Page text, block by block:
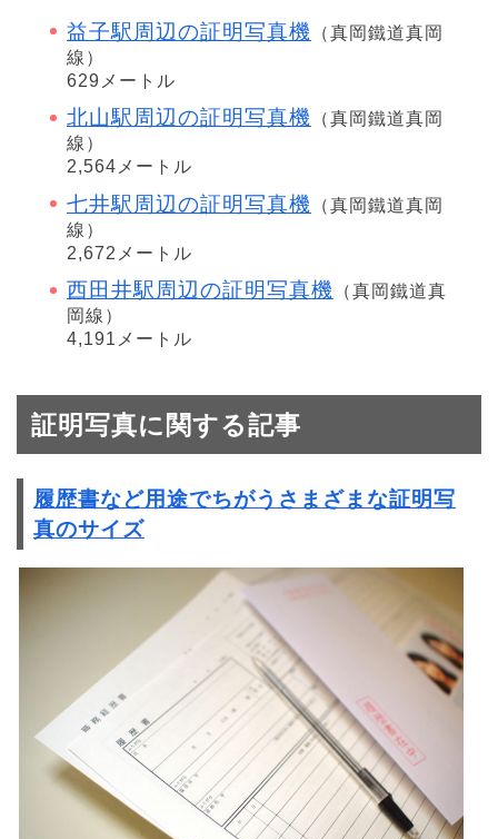
益子駅周辺の証明写真機
（真岡鐵道真岡
線）
629メートル
北山駅周辺の証明写真機
（真岡鐵道真岡
線）
2,564メートル
七井駅周辺の証明写真機
（真岡鐵道真岡
線）
2,672メートル
西田井駅周辺の証明写真機
（真岡鐵道真
岡線）
4,191メートル
証明写真に関する記事
履歴書など用途でちがうさまざまな証明写
真のサイズ